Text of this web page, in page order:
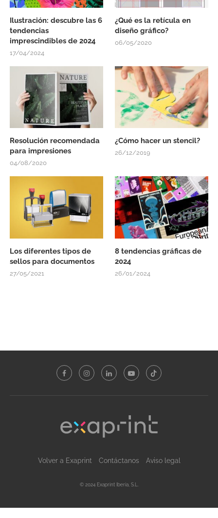
Ilustración: descubre las 6
tendencias
imprescindibles de 2024
17/04/2024
¿Qué es la retícula en
diseño gráfico?
06/05/2020
Resolución recomendada
para impresiones
04/08/2020
¿Cómo hacer un stencil?
26/12/2019
Los diferentes tipos de
sellos para documentos
27/05/2021
8 tendencias gráficas de
2024
26/01/2024
Volver a Exaprint Contáctanos Aviso legal
© 2024 Exaprint Iberia, S.L.